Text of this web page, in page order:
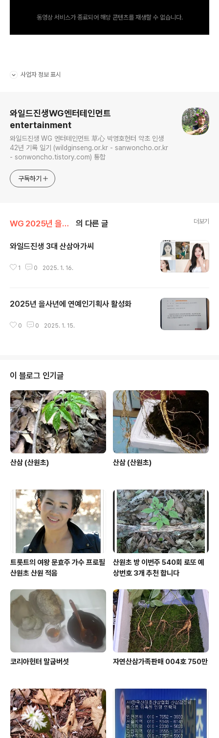
동영상 서비스가 종료되어 해당 콘텐츠를 재생할 수 없습니다.
사업자 정보 표시
와일드진생WG엔터테인먼트
entertainment
와일드진생 WG 엔터테인먼트 草心 박영호헌터 약초 인생
42년 기록 일기 (wildginseng.or.kr - sanwoncho.or.kr
- sonwoncho.tistory.com) 통합
구독하기
WG 2025년 을사년 기록 의 다른 글 더보기
와일드진생 3대 산삼아가씨
1 0 2025. 1. 16.
2025년 을사년에 연예인기획사 활성화
0 0 2025. 1. 15.
이 블로그 인기글
산삼 (산원초) 산삼 (산원초)
트롯트의 여왕 문효주 가수 프로필
산원초 산원 적음
산원초 방 이번주 540회 로또 예
상번호 3개 추천 합니다
코리아헌터 말굽버섯 자연산삼가족판매 004호 750만